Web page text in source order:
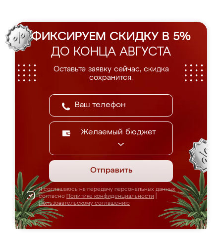
ФИКСИРУЕМ СКИДКУ В 5%
ДО КОНЦА АВГУСТА
Оставьте заявку сейчас, скидка
сохранится.
Желаемый бюджет
Отправить
Я соглашаюсь на передачу персональных данных
согласно Политике конфиденциальности
Пользовательскому соглашению